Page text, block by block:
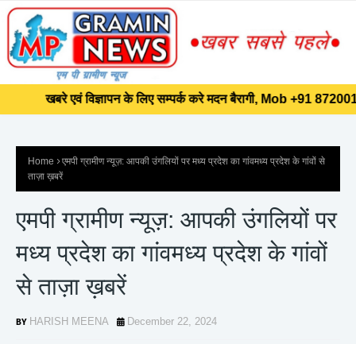
खबरे एवं विज्ञापन के लिए सम्पर्क करे मदन बैरागी, Mob +91
]]>
खबरे एवं विज्ञापन के लिए सम्पर्क करे मदन बैरागी, Mob +91
Home
एमपी ग्रामीण न्यूज़: आपकी उंगलियों पर मध्य प्रदेश का गांवमध्य प्रदेश के गांवों से
ताज़ा ख़बरें
एमपी ग्रामीण न्यूज़: आपकी उंगलियों पर
मध्य प्रदेश का गांवमध्य प्रदेश के गांवों
से ताज़ा ख़बरें
HARISH MEENA December 22, 2024